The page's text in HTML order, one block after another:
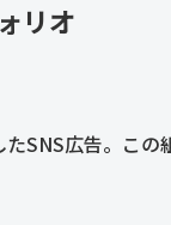
リオ
SNS広告。この